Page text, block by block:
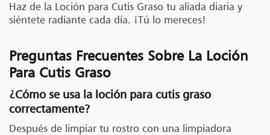
Haz de la Loción para Cutis Graso tu aliada diaria y
siéntete radiante cada día. ¡Tú lo mereces!
Preguntas Frecuentes Sobre La Loción
Para Cutis Graso
¿Cómo se usa la loción para cutis graso
correctamente?
Después de limpiar tu rostro con una limpiadora